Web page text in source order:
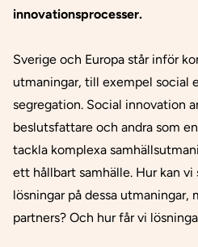
innovationsprocesser.
Sverige och Europa står inför
utmaningar, till exempel social
segregation. Social innovation
beslutsfattare och andra som
tackla komplexa
ett hållbart samhälle. Hur kan vi
lösningar på dessa utmaningar,
partners? Och hur får vi